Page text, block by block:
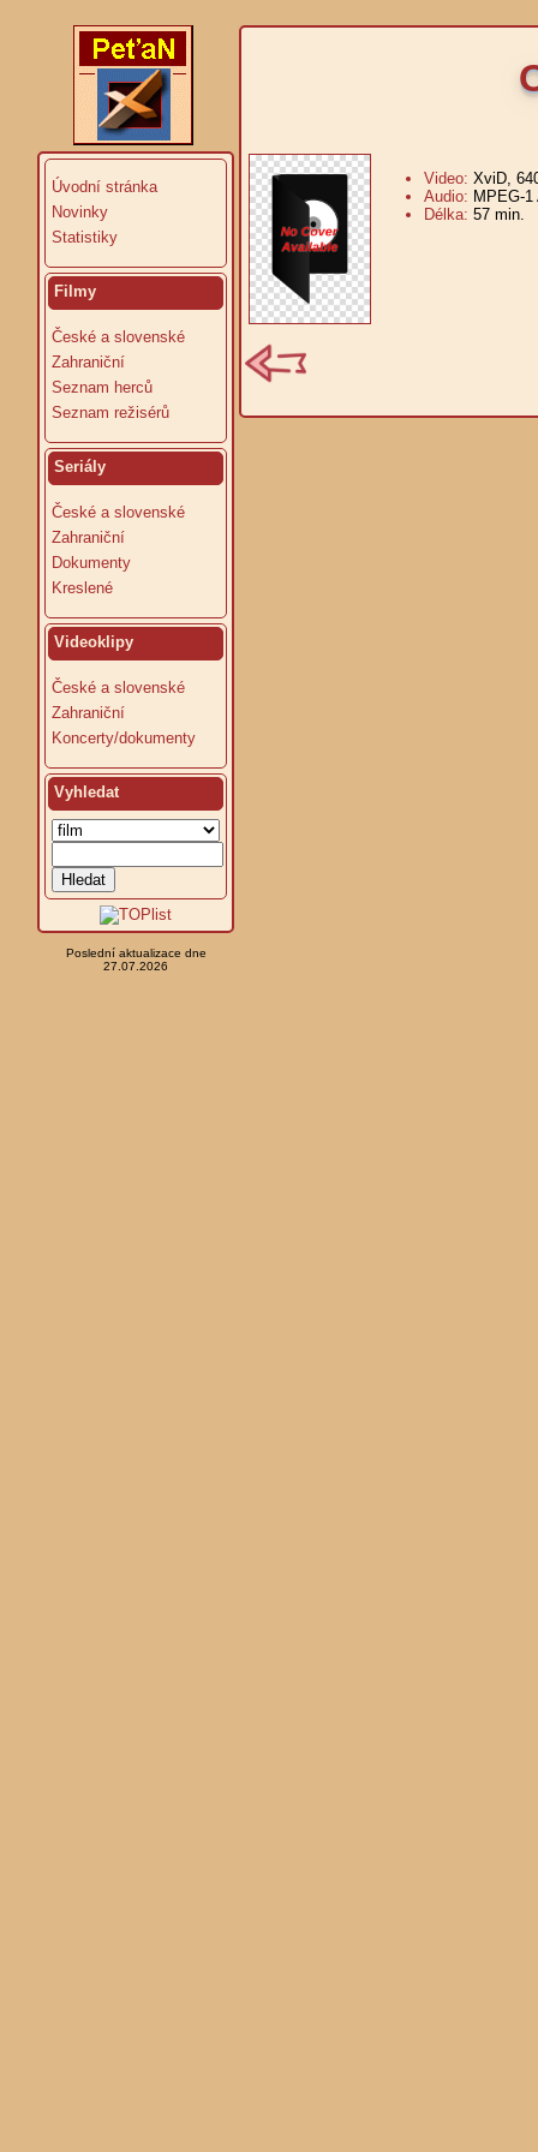
Úvodní stránka
Novinky
Statistiky
Filmy
České a slovenské
Zahraniční
Seznam herců
Seznam režisérů
Seriály
České a slovenské
Zahraniční
Dokumenty
Kreslené
Videoklipy
České a slovenské
Zahraniční
Koncerty/dokumenty
Vyhledat
Poslední aktualizace dne
27.07.2026
Video: XviD,
Audio: MPEG-
Délka: 57 min.